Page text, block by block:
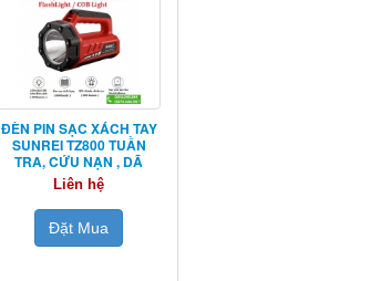
ĐÈN PIN SẠC XÁCH TAY
SUNREI TZ800 TUẦN
TRA, CỨU NẠN , DÃ
NGOẠI
Liên hệ
Đặt Mua